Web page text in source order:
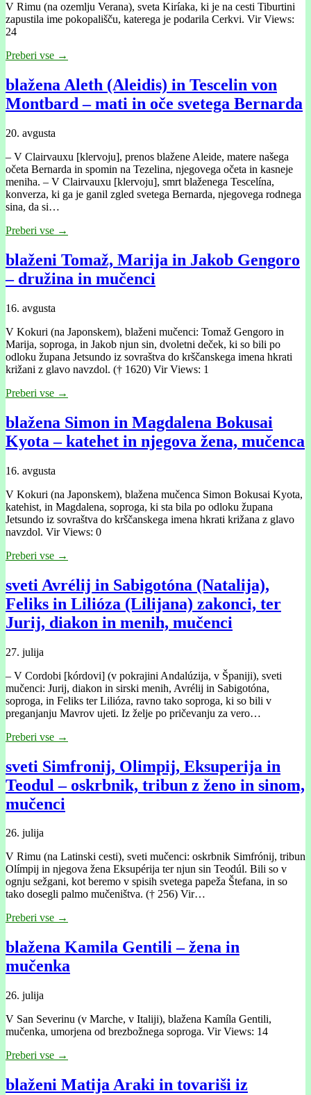
V Rimu (na ozemlju Verana), sveta Kiríaka, ki je na cesti Tiburtini
zapustila ime pokopališču, katerega je podarila Cerkvi. Vir Views:
24
Preberi vse →
blažena Aleth (Aleidis) in Tescelin von
Montbard – mati in oče svetega Bernarda
20. avgusta
– V Clairvauxu [klervoju], prenos blažene Aleide, matere našega
očeta Bernarda in spomin na Tezelina, njegovega očeta in kasneje
meniha. – V Clairvauxu [klervoju], smrt blaženega Tescelína,
konverza, ki ga je ganil zgled svetega Bernarda, njegovega rodnega
sina, da si…
Preberi vse →
blaženi Tomaž, Marija in Jakob Gengoro
– družina in mučenci
16. avgusta
V Kokuri (na Japonskem), blaženi mučenci: Tomaž Gengoro in
Marija, soproga, in Jakob njun sin, dvoletni deček, ki so bili po
odloku župana Jetsundo iz sovraštva do krščanskega imena hkrati
križani z glavo navzdol. († 1620) Vir Views: 1
Preberi vse →
blažena Simon in Magdalena Bokusai
Kyota – katehet in njegova žena, mučenca
16. avgusta
V Kokuri (na Japonskem), blažena mučenca Simon Bokusai Kyota,
katehist, in Magdalena, soproga, ki sta bila po odloku župana
Jetsundo iz sovraštva do krščanskega imena hkrati križana z glavo
navzdol. Vir Views: 0
Preberi vse →
sveti Avrélij in Sabigotóna (Natalija),
Feliks in Lilióza (Lilijana) zakonci, ter
Jurij, diakon in menih, mučenci
27. julija
– V Cordobi [kórdovi] (v pokrajini Andalúzija, v Španiji), sveti
mučenci: Jurij, diakon in sirski menih, Avrélij in Sabigotóna,
soproga, in Feliks ter Lilióza, ravno tako soproga, ki so bili v
preganjanju Mavrov ujeti. Iz želje po pričevanju za vero…
Preberi vse →
sveti Simfronij, Olimpij, Eksuperija in
Teodul – oskrbnik, tribun z ženo in sinom,
mučenci
26. julija
V Rimu (na Latinski cesti), sveti mučenci: oskrbnik Simfrónij, tribun
Olímpij in njegova žena Eksupérija ter njun sin Teodúl. Bili so v
ognju sežgani, kot beremo v spisih svetega papeža Štefana, in so
tako dosegli palmo mučeništva. († 256) Vir…
Preberi vse →
blažena Kamila Gentili – žena in
mučenka
26. julija
V San Severinu (v Marche, v Italiji), blažena Kamíla Gentili,
mučenka, umorjena od brezbožnega soproga. Vir Views: 14
Preberi vse →
blaženi Matija Araki in tovariši iz